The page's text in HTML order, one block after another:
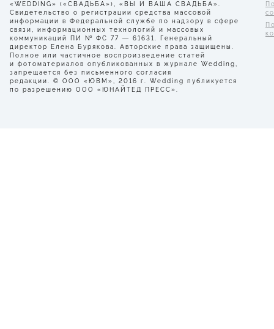
«WEDDING» («СВАДЬБА»), «ВЫ И ВАША СВАДЬБА».
Свидетельство о регистрации средства массовой
информации в Федеральной службе по надзору в сфере
связи, информационных технологий и массовых
коммуникаций ПИ № ФС 77 — 61631. Генеральный
директор Елена Бурякова. Авторские права защищены.
Полное или частичное воспроизведение статей
и фотоматериалов опубликованных в журнале Wedding,
запрещается без письменного согласия
редакции. © ООО «ЮВМ», 2016 г. Wedding публикуется
по разрешению ООО «ЮНАЙТЕД ПРЕСС».